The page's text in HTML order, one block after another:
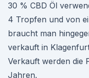
30 % CBD Öl
4 Tropfen und von
braucht man
verkauft in
Verkauft werden die
Jahren.